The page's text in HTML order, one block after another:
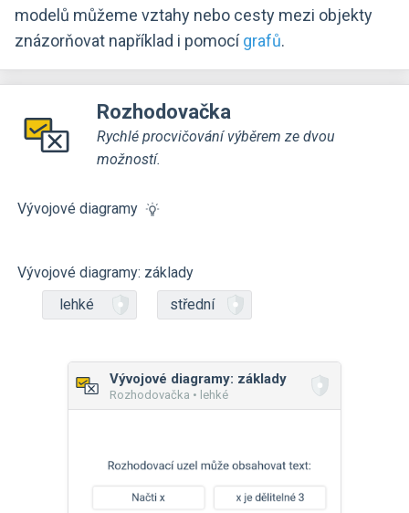
modelů můžeme vztahy nebo cesty mezi objekty
znázorňovat například i pomocígrafů.
Rozhodovačka
Rychlé procvičování výběrem ze dvou
možností.
Vývojové diagramy
Vývojové diagramy: základy
lehké
střední
Vývojové diagramy: základy
Rozhodovačka • lehké